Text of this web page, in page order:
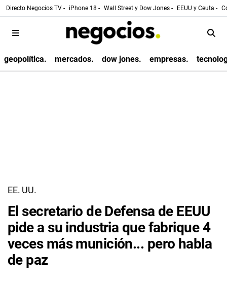
Directo Negocios TV - iPhone 18 - Wall Street y Dow Jones - EEUU y Ceuta -
geopolítica. mercados. dow jones. empresas.
EE. UU.
El secretario de Defensa de EEUU
pide a su industria que fabrique 4
veces más munición... pero habla
de paz